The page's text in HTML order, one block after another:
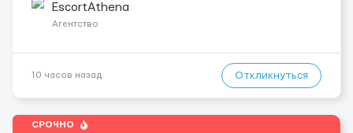
хорошие деньги 💶 — это предложение для тебя! 🔹
Требования: ✔️ Возраст от ...
EscortAthena
Агентство
10 часов назад Откликнуться
СРОЧНО